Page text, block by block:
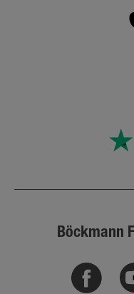
Böckmann
Facebook